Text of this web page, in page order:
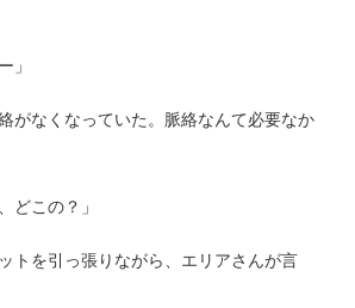
」
がなくなっていた。脈絡なんて必要なか
どこの？」
トを引っ張りながら、エリアさんが言